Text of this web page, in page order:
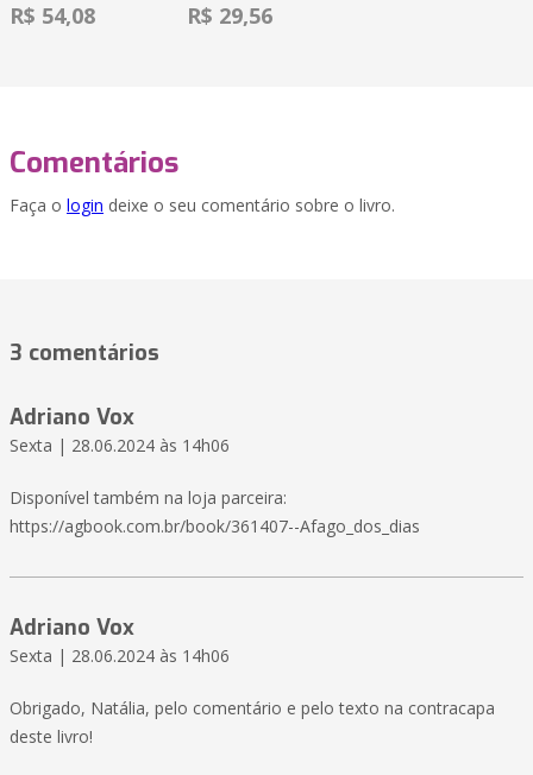
R$ 54,08 R$ 29,56
Comentários
Faça o login deixe o seu comentário sobre o livro.
3 comentários
Adriano Vox
Sexta | 28.06.2024 às 14h06
Disponível também na loja parceira:
https://agbook.com.br/book/361407--Afago_dos_dias
Adriano Vox
Sexta | 28.06.2024 às 14h06
Obrigado, Natália, pelo comentário e pelo texto na contracapa
deste livro!